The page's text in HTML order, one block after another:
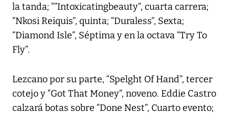
la tanda; “”Intoxicatingbeauty”, cuarta carrera;
“Nkosi Reiquis”, quinta; “Duraless”, Sexta;
“Diamond Isle”, Séptima y en la octava “Try To
Fly”.
Lezcano por su parte, “Spelght Of Hand”, tercer
cotejo y “Got That Money”, noveno. Eddie Castro
calzará botas sobre “Done Nest”, Cuarto evento;